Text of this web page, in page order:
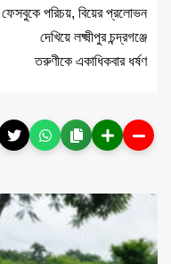
ফেসবুকে পরিচয়, বিয়ের প্রলোভন
দেখিয়ে লক্ষ্মীপুর চন্দ্রগঞ্জে
তরুণীকে একাধিকবার ধর্ষণ